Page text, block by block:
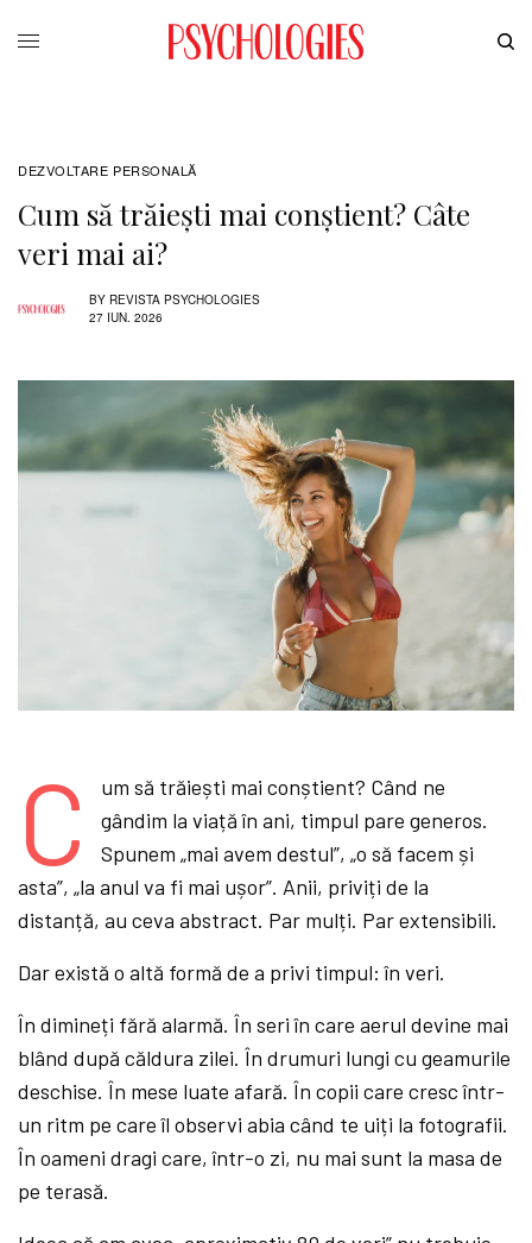
DEZVOLTARE PERSONALĂ
Cum să trăiești mai conștient? Câte
veri mai ai?
BY REVISTA PSYCHOLOGIES
27 IUN. 2026
C
um să trăiești mai conștient? Când ne
gândim la viață în ani, timpul pare generos.
Spunem „mai avem destul”, „o să facem și
asta”, „la anul va fi mai ușor”. Anii, priviți de la
distanță, au ceva abstract. Par mulți. Par extensibili.
Dar există o altă formă de a privi timpul: în veri.
În dimineți fără alarmă. În seri în care aerul devine mai
blând după căldura zilei. În drumuri lungi cu geamurile
deschise. În mese luate afară. În copii care cresc într-
un ritm pe care îl observi abia când te uiți la fotografii.
În oameni dragi care, într-o zi, nu mai sunt la masa de
pe terasă.